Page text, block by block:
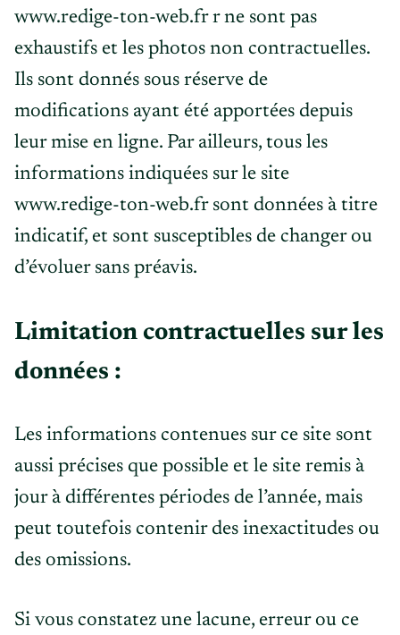
www.redige-ton-web.fr r ne sont pas
exhaustifs et les photos non contractuelles.
Ils sont donnés sous réserve de
modifications ayant été apportées depuis
leur mise en ligne. Par ailleurs, tous les
informations indiquées sur le site
www.redige-ton-web.fr sont données à titre
indicatif, et sont susceptibles de changer ou
d’évoluer sans préavis.
Limitation contractuelles sur les
données :
Les informations contenues sur ce site sont
aussi précises que possible et le site remis à
jour à différentes périodes de l’année, mais
peut toutefois contenir des inexactitudes ou
des omissions.
Si vous constatez une lacune, erreur ou ce